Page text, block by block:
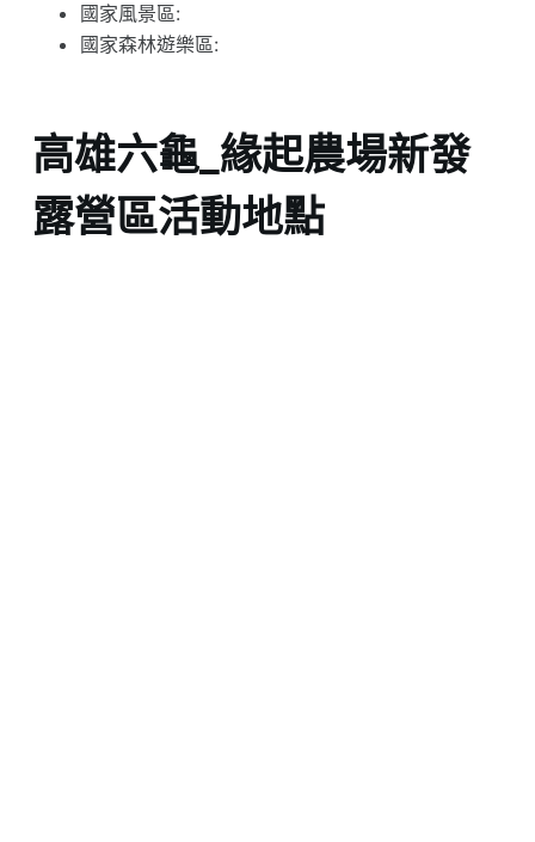
國家風景區:
國家森林遊樂區:
高雄六龜_緣起農場新發
露營區活動地點